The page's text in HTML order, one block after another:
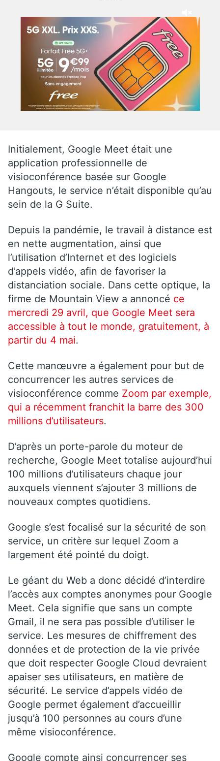
Initialement, Google Meet était une
application professionnelle de
visioconférence basée sur Google
Hangouts, le service n’était disponible qu’au
sein de la G Suite.
Depuis la pandémie, le travail à distance est
en nette augmentation, ainsi que
l’utilisation d’Internet et des logiciels
d’appels vidéo, afin de favoriser la
distanciation sociale. Dans cette optique, la
firme de Mountain View a annoncé ce
mercredi 29 avril, que Google Meet sera
accessible à tout le monde, gratuitement, à
partir du 4 mai.
Cette manœuvre a également pour but de
concurrencer les autres services de
visioconférence comme Zoom par exemple,
qui a récemment franchit la barre des 300
millions d’utilisateurs.
D’après un porte-parole du moteur de
recherche, Google Meet totalise aujourd’hui
100 millions d’utilisateurs chaque jour
auxquels viennent s’ajouter 3 millions de
nouveaux comptes quotidiens.
Google s’est focalisé sur la sécurité de son
service, un critère sur lequel Zoom a
largement été pointé du doigt.
Le géant du Web a donc décidé d’interdire
l’accès aux comptes anonymes pour Google
Meet. Cela signifie que sans un compte
Gmail, il ne sera pas possible d’utiliser le
service. Les mesures de chiffrement des
données et de protection de la vie privée
que doit respecter Google Cloud devraient
apaiser ses utilisateurs, en matière de
sécurité. Le service d’appels vidéo de
Google permet également d’accueillir
jusqu’à 100 personnes au cours d’une
même visioconférence.
Google compte ainsi concurrencer ses